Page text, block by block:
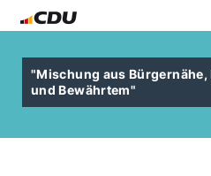
"Mischung aus
und Bewährtem"